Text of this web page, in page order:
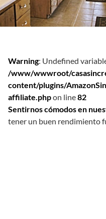
Warning: Undefined
/www/wwwroot/
content/plugins/
affiliate.phpon line82
Sentirnos cómodos en
tener un buen rendimiento